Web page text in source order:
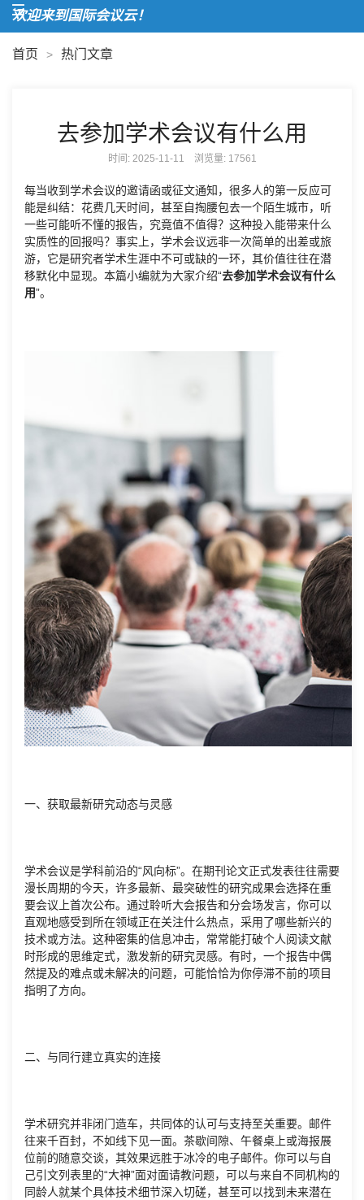
迎来到国际会议云！
首页 > 热门文章
去参加学术会议有什么用
时间: 2025-11-11 浏览量: 17561
每当收到学术会议的邀请函或征文通知，很多人的第一反应可
能是纠结：花费几天时间，甚至自掏腰包去一个陌生城市，听
一些可能听不懂的报告，究竟值不值得？这种投入能带来什么
实质性的回报吗？事实上，学术会议远非一次简单的出差或旅
游，它是研究者学术生涯中不可或缺的一环，其价值往往在潜
移默化中显现。本篇小编就为大家介绍“去参加学术会议有什么
用”。
一、获取最新研究动态与灵感
学术会议是学科前沿的“风向标”。在期刊论文正式发表往往需要
漫长周期的今天，许多最新、最突破性的研究成果会选择在重
要会议上首次公布。通过聆听大会报告和分会场发言，你可以
直观地感受到所在领域正在关注什么热点，采用了哪些新兴的
技术或方法。这种密集的信息冲击，常常能打破个人阅读文献
时形成的思维定式，激发新的研究灵感。有时，一个报告中偶
然提及的难点或未解决的问题，可能恰恰为你停滞不前的项目
指明了方向。
二、与同行建立真实的连接
学术研究并非闭门造车，共同体的认可与支持至关重要。邮件
往来千百封，不如线下见一面。茶歇间隙、午餐桌上或海报展
位前的随意交谈，其效果远胜于冰冷的电子邮件。你可以与自
己引文列表里的“大神”面对面请教问题，可以与来自不同机构的
同龄人就某个具体技术细节深入切磋，甚至可以找到未来潜在